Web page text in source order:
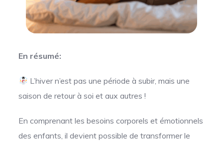
En résumé:
L’hiver n’est pas une période à subir, mais une
saison de retour à soi et aux autres !
En comprenant les besoins corporels et émotionnels
des enfants, il devient possible de transformer le